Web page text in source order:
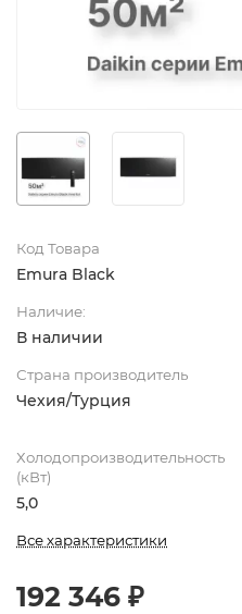
Код Товара
Emura Black
Наличие:
В наличии
Страна производитель
Чехия/Турция
Холодопроизводительность
(кВт)
5,0
Все характеристики
192 346 ₽